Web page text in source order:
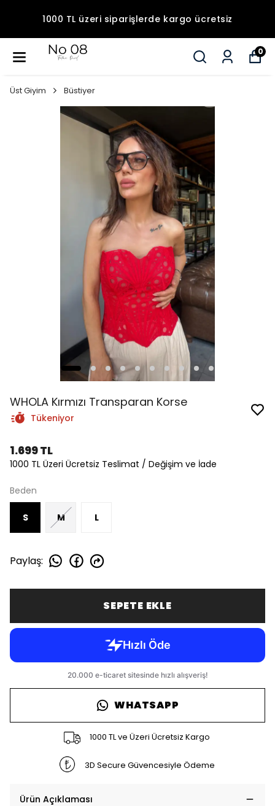
1000 TL üzeri siparişlerde kargo ücretsiz
0
Üst Giyim Büstiyer
WHOLA Kırmızı Transparan Korse
Tükeniyor
1.699 TL
1000 TL Üzeri Ücretsiz Teslimat / Değişim ve İade
Beden
S M L
Paylaş:
SEPETE EKLE
WHATSAPP
1000 TL ve Üzeri Ücretsiz Kargo
3D Secure Güvencesiyle Ödeme
Ürün Açıklaması